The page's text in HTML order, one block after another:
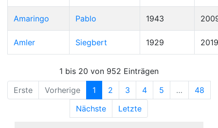
Amaringo Pablo 1943
Amler Siegbert 1929 2019
1 bis 20 von 952 Einträgen
Erste
Vorherige 1 2 3 4 5 …
48
Nächste
Letzte